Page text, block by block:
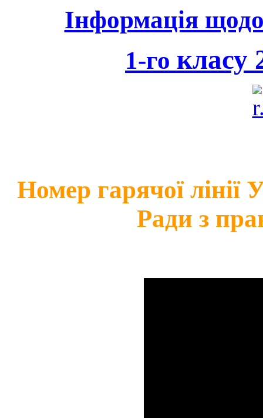
Інформація
1-го класу
Номер гарячої лінії
Ради з